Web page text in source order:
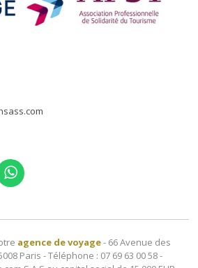
agence de voyage- 66 Avenue des
Paris - Téléphone : 07 69 63 00 58 -